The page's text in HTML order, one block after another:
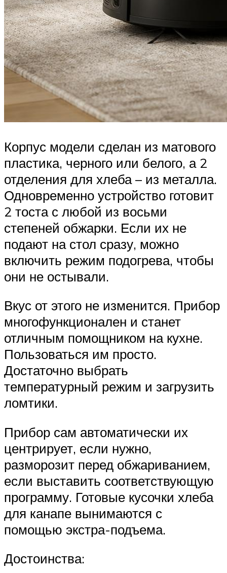
Корпус модели сделан из матового
пластика, черного или белого, а 2
отделения для хлеба – из металла.
Одновременно устройство готовит
2 тоста с любой из восьми
степеней обжарки. Если их не
подают на стол сразу, можно
включить режим подогрева, чтобы
они не остывали.
Вкус от этого не изменится. Прибор
многофункционален и станет
отличным помощником на кухне.
Пользоваться им просто.
Достаточно выбрать
температурный режим и загрузить
ломтики.
Прибор сам автоматически их
центрирует, если нужно,
разморозит перед обжариванием,
если выставить соответствующую
программу. Готовые кусочки хлеба
для канапе вынимаются с
помощью экстра-подъема.
Достоинства: